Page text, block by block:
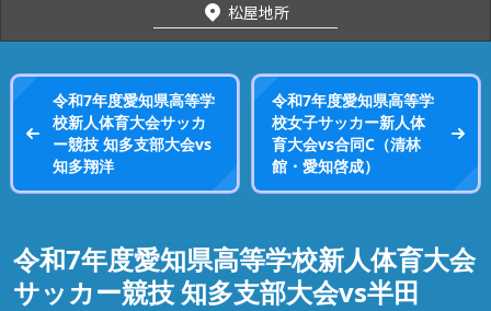
松屋地所
令和7年度愛知県高等学
校新人体育大会サッカ
ー競技 知多支部大会vs
知多翔洋
令和7年度愛知県高等学
校女子サッカー新人体
育大会vs合同C（清林
館・愛知啓成）
令和7年度愛知県高等学校新人体育大会
サッカー競技 知多支部大会vs半田